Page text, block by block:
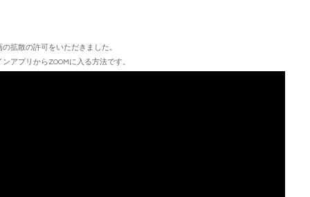
の拡散の許可をいただきました。
ンアプリからZOOMに入る方法です。